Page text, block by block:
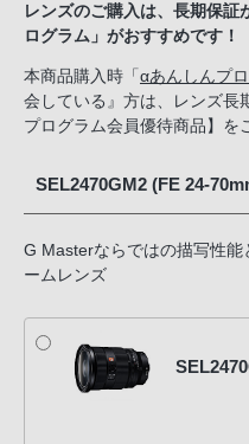
レンズのご購入は、長期保
ログラム」がおすすめです！
本商品購入時「 αあんしんプ
会している』方は、レンズ長
プログラム会員優待商品】を
SEL2470GM2 (FE 24-
G Masterならではの描写性
ームレンズ